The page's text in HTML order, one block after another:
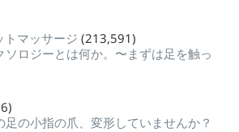
マッサージ (213,591)
ソロジーとは何か。〜まずは足を触っ
足の小指の爪、変形していませんか？